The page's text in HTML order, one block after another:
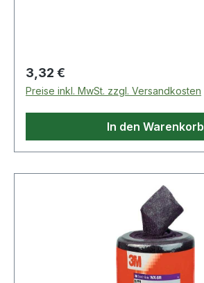
Regulärer Preis:
3,32 €
Preise inkl. MwSt. zzgl. Versandkosten
In den Warenkorb